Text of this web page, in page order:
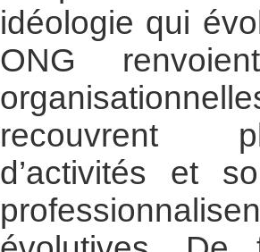
idéologie qui
ONG
recouvrent
d’activités et